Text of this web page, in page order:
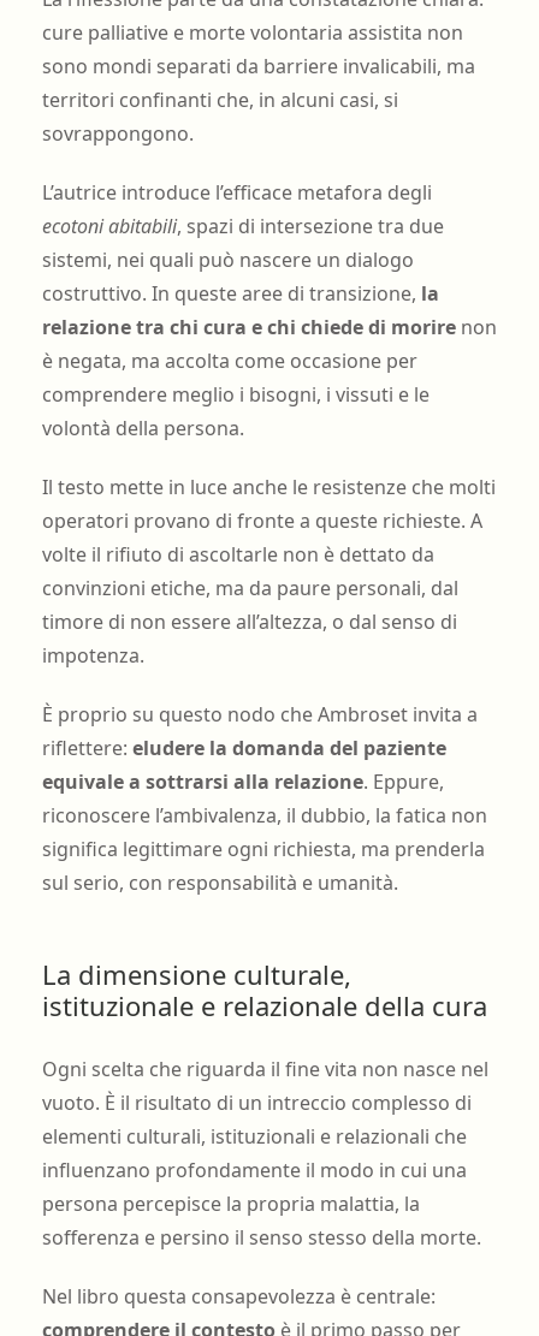
cure palliative e morte volontaria assistita non
sono mondi separati da barriere invalicabili, ma
territori confinanti che, in alcuni casi, si
sovrappongono.
L’autrice introduce l’efficace metafora degli
ecotoni abitabili, spazi di intersezione tra due
sistemi, nei quali può nascere un dialogo
costruttivo. In queste aree di transizione, la
relazione tra chi cura e chi chiede di morirenon
è negata, ma accolta come occasione per
comprendere meglio i bisogni, i vissuti e le
volontà della persona.
Il testo mette in luce anche le resistenze che molti
operatori provano di fronte a queste richieste. A
volte il rifiuto di ascoltarle non è dettato da
convinzioni etiche, ma da paure personali, dal
timore di non essere all’altezza, o dal senso di
impotenza.
È proprio su questo nodo che Ambroset invita a
riflettere: eludere la domanda del paziente
equivale a sottrarsi alla relazione. Eppure,
riconoscere l’ambivalenza, il dubbio, la fatica non
significa legittimare ogni richiesta, ma prenderla
sul serio, con responsabilità e umanità.
La dimensione culturale,
istituzionale e relazionale della cura
Ogni scelta che riguarda il fine vita non nasce nel
vuoto. È il risultato di un intreccio complesso di
elementi culturali, istituzionali e relazionali che
influenzano profondamente il modo in cui una
persona percepisce la propria malattia, la
sofferenza e persino il senso stesso della morte.
Nel libro questa consapevolezza è centrale:
comprendere il contestoè il primo passo per